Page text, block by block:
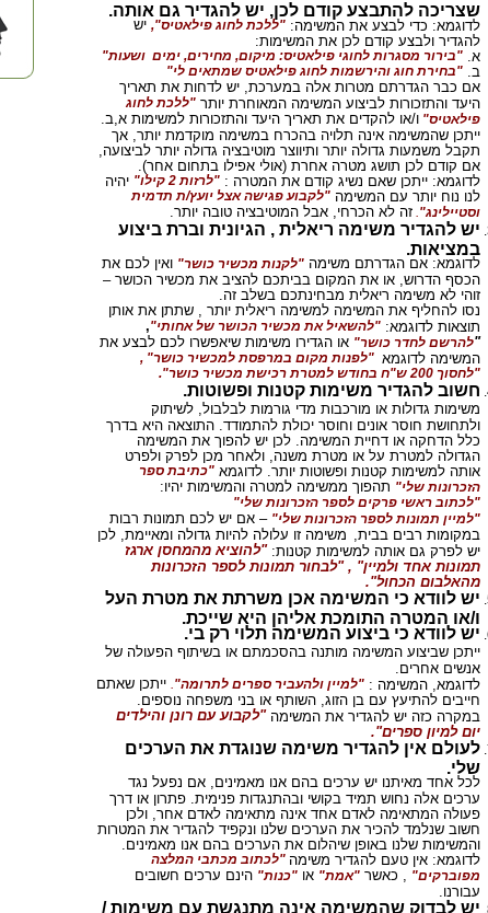
שצריכה להתבצע קודם לכן, יש להגדיר גם אותה.
לדוגמא: כדי לבצע את המשימה: "ללכת לחוג פילאטיס", יש
להגדיר ולבצע קודם לכן את המשימות:
א."בירור מסגרות לחוגי פילאטיס: מיקום, מחירים, ימים ושעות"
ב."בחירת חוג והירשמות לחוג פילאטיס שמתאים לי"
אם כבר הגדרתם מטרות אלה במערכת, יש לדחות את תאריך
היעד והתזכורות לביצוע המשימה המאוחרת יותר "ללכת לחוג
פילאטיס" ו/או להקדים את תאריך היעד והתזכורות למשימות א,ב.
ייתכן שהמשימה אינה תלויה בהכרח במשימה מוקדמת יותר, אך
תקבל משמעות גדולה יותר ותיווצר מוטיבציה גדולה יותר לביצועה,
אם קודם לכן תושג מטרה אחרת (אולי אפילו בתחום אחר).
לדוגמא: ייתכן שאם נשיג קודם את המטרה :"לרזות 2 קילו"
יהיה
לנו נוח יותר עם המשימה"לקבוע פגישה אצל יועץ/ת תדמית
וסטיילינג".זה לא הכרחי, אבל המוטיבציה טובה יותר.
יש להגדיר משימה ריאלית , הגיונית וברת ביצוע
במציאות.
לדוגמא: אם הגדרתם משימה"לקנות מכשיר כושר" ואין לכם את
הכסף הדרוש, או את המקום בביתכם להציב את מכשיר הכושר –
זוהי לא משימה ריאלית מבחינתכם בשלב זה.
נסו להחליף את המשימה למשימה ריאלית יותר , שתתן את אותן
תוצאות לדוגמא:"להשאיל את מכשיר הכושר של אחותי",
"להרשם לחדר כושר" או הגדירו משימות שיאפשרו לכם לבצע את
המשימה לדוגמא "לפנות מקום במרפסת למכשיר כושר" ,
"לחסוך 200 ש"ח בחודש למטרת רכישת מכשיר כושר".
חשוב להגדיר משימות קטנות ופשוטות.
משימות גדולות או מורכבות מדי גורמות לבלבול, לשיתוק
ולתחושת חוסר אונים וחוסר יכולת להתמודד. התוצאה היא בדרך
כלל הדחקה או דחיית המשימה. לכן יש להפוך את המשימה
הגדולה למטרת על או מטרת משנה, ולאחר מכן לפרק ולפרט
אותה למשימות קטנות ופשוטות יותר. לדוגמא"כתיבת ספר
הזכרונות שלי" תהפוך ממשימה למטרה והמשימות יהיו:
"לכתוב ראשי פרקים לספר הזכרונות שלי"
"למיין תמונות לספר הזכרונות שלי" – אם יש לכם תמונות רבות
במקומות רבים בבית,
משימה זו עלולה להיות גדולה ומאיימת, לכן
יש לפרק גם אותה למשימות קטנות: "להוציא מהמחסן ארגז
תמונות אחד ולמיין" , "לבחור תמונות לספר הזכרונות
מהאלבום הכחול".
יש לוודא כי המשימה אכן משרתת את מטרת העל
ו/או המטרה התומכת אליהן היא שייכת.
יש לוודא כי ביצוע המשימה תלוי רק בי.
ייתכן שביצוע המשימה מותנה בהסכמתם או בשיתוף הפעולה של
אנשים אחרים.
לדוגמא, המשימה :"למיין ולהעביר ספרים לתרומה". ייתכן שאתם
חייבים להתיעץ עם בן הזוג, השותף או בני משפחה נוספים.
במקרה כזה יש להגדיר את המשימה "לקבוע עם רונן והילדים
יום למיון ספרים".
לעולם אין להגדיר משימה שנוגדת את הערכים
שלי.
לכל אחד מאיתנו יש ערכים בהם אנו מאמינים, אם נפעל נגד
ערכים אלה נחוש תמיד בקושי ובהתנגדות פנימית. פתרון או דרך
פעולה המתאימה לאדם אחד אינה מתאימה לאדם אחר, ולכן
חשוב שנלמד להכיר את הערכים שלנו ונקפיד להגדיר את המטרות
והמשימות שלנו באופן שיהלום את הערכים בהם אנו מאמינים.
לדוגמא: אין טעם להגדיר משימה "לכתוב מכתבי המלצה
מפוברקים" , כאשר "אמת" או"כנות" הינם ערכים חשובים
עבורנו.
יש לבדוק שהמשימה אינה מתנגשת עם משימות /